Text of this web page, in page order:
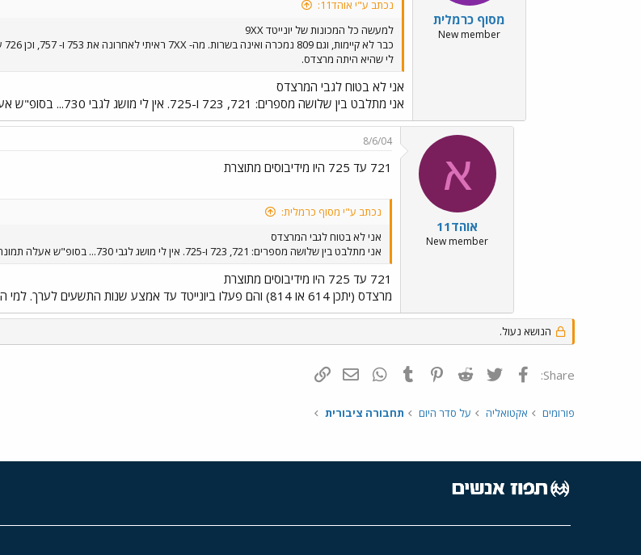
מסוף כרמלית
New member
נכתב ע"י אוהד11:
למעשה כל המכונות של יונייטד 9XX
לי שהיא היתה מרצדס.
אני לא בטוח לגבי המרצדס
אני מתלבט בין שלושה מספרים: 721, 723 ו-725. אין לי מושג לגבי 730... בסופ"ש אעלה תמונה של אוטובוס חדש ביונייטד: 8341....
א
אוהד11
New member
8/6/04
721 עד 725 היו מידיבוסים מתוצרת
נכתב ע"י מסוף כרמלית:
אני לא בטוח לגבי המרצדס
אני מתלבט בין שלושה מספרים: 721, 723 ו-725. אין לי מושג לגבי 730... בסופ"ש אעלה תמונה של אוטובוס חדש ביונייטד: 8341....
721 עד 725 היו מידיבוסים מתוצרת
מרצדס (יתכן 614 או 814) והם פעלו ביונייטד עד אמצע שנות התשעים לערך. למי הם נמכרו ? לא יודע.
הנושא נעול.
Share: פייסבוק Twitter
Reddit
Pinterest
Tumblr
WhatsAppדואר אלקטרוני
פורומים אקטואליה על סדר היום תחבורה ציבורית